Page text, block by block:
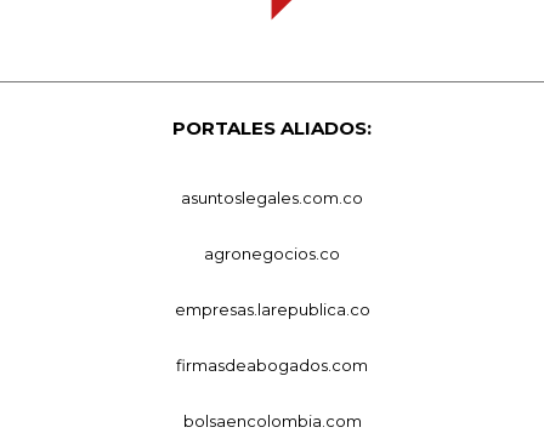
PORTALES ALIADOS:
asuntoslegales.com.co
agronegocios.co
empresas.larepublica.co
firmasdeabogados.com
bolsaencolombia.com